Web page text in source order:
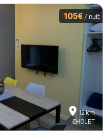
12 km
CHOLET
105€ / nuit